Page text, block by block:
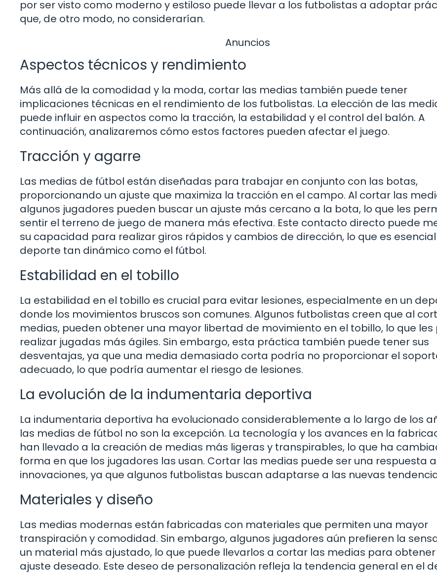
por ser visto como moderno y estiloso puede llevar a los futbolistas a adoptar
que, de otro modo, no considerarían.
Anuncios
Aspectos técnicos y rendimiento
Más allá de la comodidad y la moda, cortar las medias también puede tener
implicaciones técnicas en el rendimiento de los futbolistas. La elección de las
puede influir en aspectos como la tracción, la estabilidad y el control del balón. A
continuación, analizaremos cómo estos factores pueden afectar el juego.
Tracción y agarre
Las medias de fútbol están diseñadas para trabajar en conjunto con las botas,
proporcionando un ajuste que maximiza la tracción en el campo. Al cortar las
algunos jugadores pueden buscar un ajuste más cercano a la bota, lo que les
sentir el terreno de juego de manera más efectiva. Este contacto directo puede
su capacidad para realizar giros rápidos y cambios de dirección, lo que es
deporte tan dinámico como el fútbol.
Estabilidad en el tobillo
La estabilidad en el tobillo es crucial para evitar lesiones, especialmente en un
donde los movimientos bruscos son comunes. Algunos futbolistas creen que al
medias, pueden obtener una mayor libertad de movimiento en el tobillo, lo que
realizar jugadas más ágiles. Sin embargo, esta práctica también puede tener sus
desventajas, ya que una media demasiado corta podría no proporcionar el
adecuado, lo que podría aumentar el riesgo de lesiones.
La evolución de la indumentaria deportiva
La indumentaria deportiva ha evolucionado considerablemente a lo largo de los
las medias de fútbol no son la excepción. La tecnología y los avances en la
han llevado a la creación de medias más ligeras y transpirables, lo que ha
forma en que los jugadores las usan. Cortar las medias puede ser una respuesta
innovaciones, ya que algunos futbolistas buscan adaptarse a las nuevas
Materiales y diseño
Las medias modernas están fabricadas con materiales que permiten una mayor
transpiración y comodidad. Sin embargo, algunos jugadores aún prefieren la
un material más ajustado, lo que puede llevarlos a cortar las medias para obtener
ajuste deseado. Este deseo de personalización refleja la tendencia general en el